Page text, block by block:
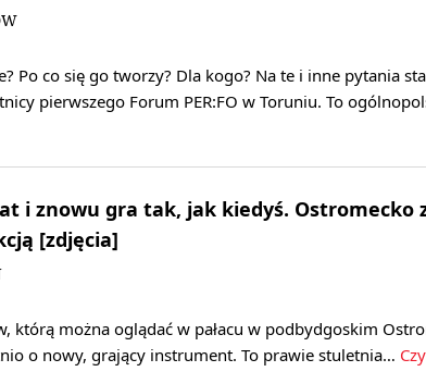
Po co się go tworzy? Dla kogo? Na te i inne pytania
pierwszego Forum PER:FO w Toruniu. To
i znowu gra tak, jak kiedyś. Ostromecko
[zdjęcia]
którą można oglądać w pałacu w podbydgoskim
o nowy, grający instrument. To prawie stuletnia…